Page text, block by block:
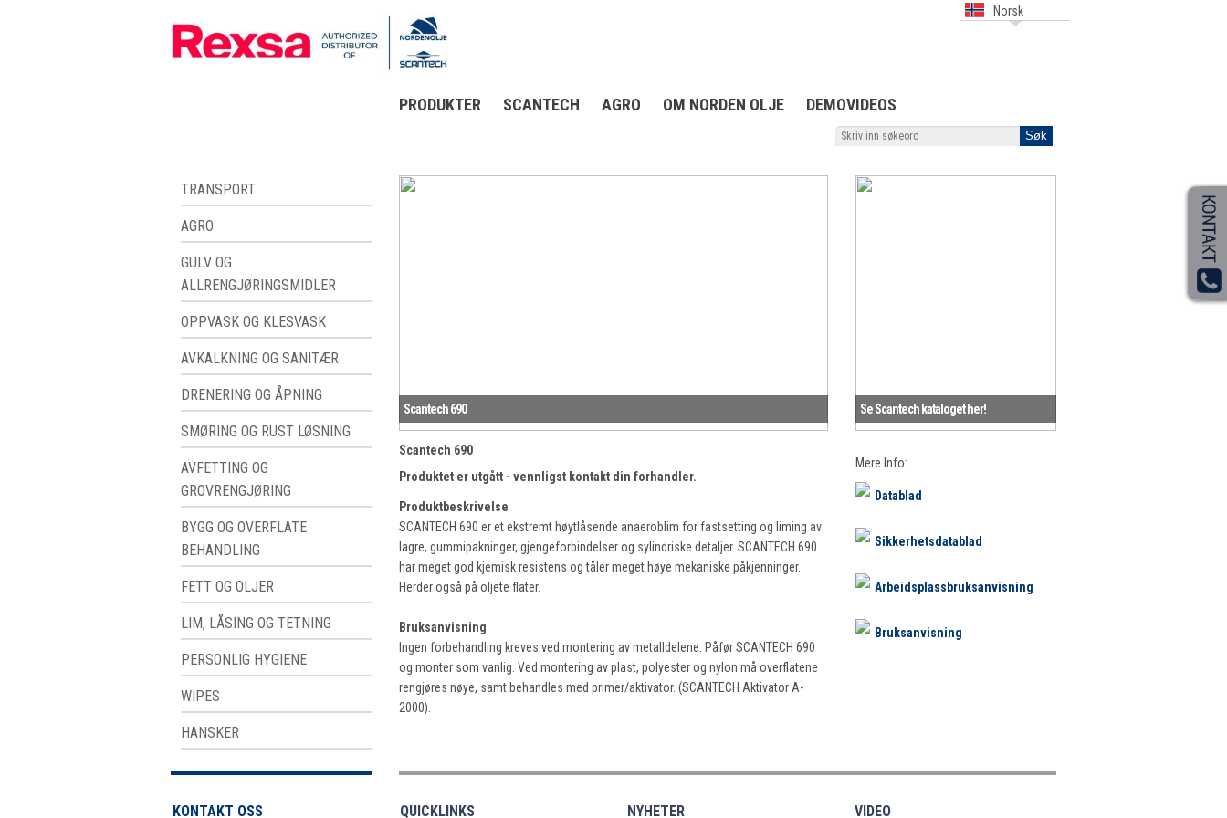
Norsk
PRODUKTER SCANTECH AGRO OM NORDEN OLJE DEMOVIDEOS
TRANSPORT
AGRO
GULV OG
ALLRENGJØRINGSMIDLER
OPPVASK OG KLESVASK
AVKALKNING OG SANITÆR
DRENERING OG ÅPNING
SMØRING OG RUST LØSNING
AVFETTING OG
GROVRENGJØRING
BYGG OG OVERFLATE
BEHANDLING
FETT OG OLJER
LIM, LÅSING OG TETNING
PERSONLIG HYGIENE
WIPES
HANSKER
Scantech 690
Scantech 690
Produktet er utgått - vennligst kontakt din forhandler.
Produktbeskrivelse
SCANTECH 690 er et ekstremt høytlåsende anaeroblim for fastsetting og liming av
lagre, gummipakninger, gjengeforbindelser og sylindriske detaljer. SCANTECH 690
har meget god kjemisk resistens og tåler meget høye mekaniske påkjenninger.
Herder også på oljete flater.
Bruksanvisning
Ingen forbehandling kreves ved montering av metalldelene. Påfør SCANTECH 690
og monter som vanlig. Ved montering av plast, polyester og nylon må overflatene
rengjøres nøye, samt behandles med primer/aktivator. (SCANTECH Aktivator A-
2000).
Se Scantech kataloget her!
Mere Info:
Datablad
Sikkerhetsdatablad
Arbeidsplassbruksanvisning
Bruksanvisning
KONTAKT OSS QUICKLINKS NYHETER VIDEO